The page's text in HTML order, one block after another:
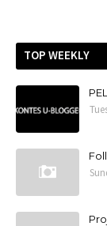
TOP WEEKLY